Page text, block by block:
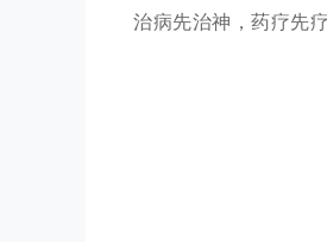
治病先治神，药疗先